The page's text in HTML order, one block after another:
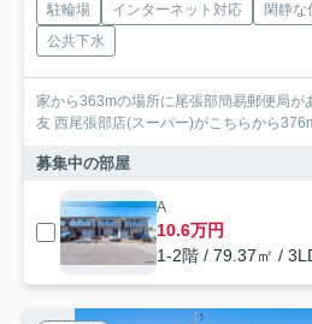
駐輪場 インターネット対応 閑静な
公共下水
家から363mの場所に尾張部簡易郵便局が
友 西尾張部店(スーパー)がこちらから
募集中の部屋
A
10.6万円
1-2階 / 79.37㎡ /